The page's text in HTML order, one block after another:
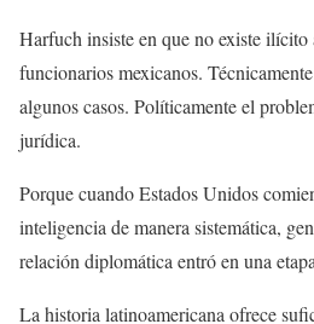
Harfuch insiste en que no existe
funcionarios mexicanos.
algunos casos. Políticamente el
jurídica.
Porque cuando Estados Unidos
inteligencia de manera sistemática,
relación diplomática entró en una
La historia latinoamericana ofrece